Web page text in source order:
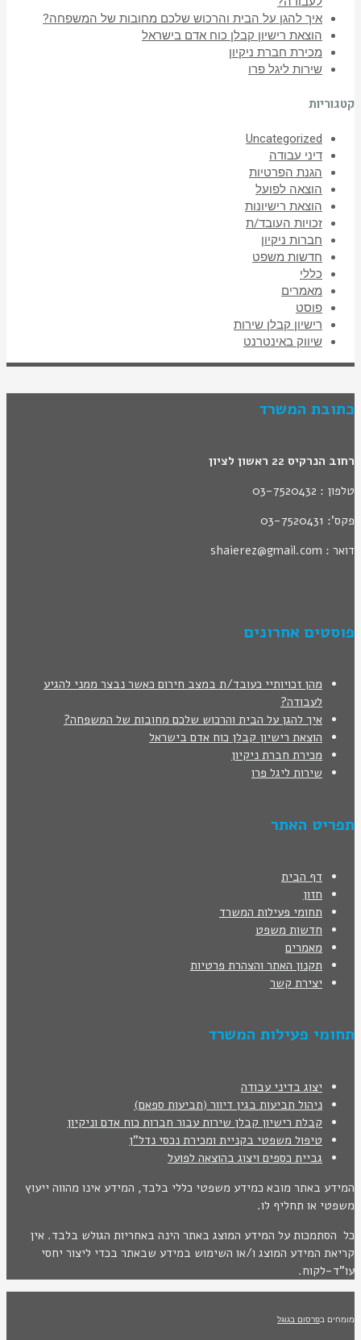
איך להגן על הבית והרכוש שלכם מחובות של המשפחה?
הוצאת רישיון קבלן כוח אדם בישראל
מכירת חברת ניקיון
שירות ליגל פרו
קטגוריות
Uncategorized
דיני עבודה
הגנת הפרטיות
הוצאה לפועל
הוצאת רישיונות
זכויות העובד/ת
חברות ניקיון
חדשות משפט
כללי
מאמרים
פוסט
רישיון קבלן שירות
שיווק באינטרנט
כתובת המשרד
רחוב הנרקיס 22 ראשון לציון
טלפון : 03-7520432
פקס': 03-7520431
דואר : shaierez@gmail.com
פוסטים אחרונים
מהן זכויותיי כעובד/ת במצב חירום כאשר נבצר ממני להגיע
לעבודה?
איך להגן על הבית והרכוש שלכם מחובות של המשפחה?
הוצאת רישיון קבלן כוח אדם בישראל
מכירת חברת ניקיון
שירות ליגל פרו
תפריט האתר
דף הבית
חזון
תחומי פעילות המשרד
חדשות משפט
מאמרים
תקנון האתר והצהרת פרטיות
יצירת קשר
תחומי פעילות המשרד
יצוג בדיני עבודה
ניהול תביעות בגין דיוור (תביעות ספאם)
קבלת רישיון קבלן שירות עבור חברות כוח אדם וניקיון
טיפול משפטי בקניית ומכירת נכסי נדל"ן
גביית כספים ויצוג בהוצאה לפועל
המידע באתר מובא כמידע משפטי כללי בלבד, המידע אינו מהווה ייעוץ
משפטי או תחליף לו.
כל הסתמכות על המידע המוצג באתר הינה באחריות הגולש בלבד. אין
קריאת המידע המוצג ו/או השימוש במידע שבאתר בכדי ליצור יחסי
עו"ד-לקוח.
מומחים בפרסום בגוגל